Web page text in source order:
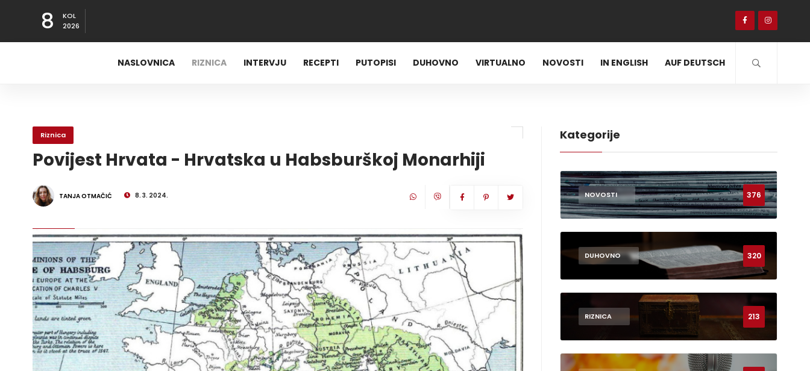
8
KOL
2026
NASLOVNICA RIZNICA INTERVJU RECEPTI PUTOPISI DUHOVNO VIRTUALNO NOVOSTI IN ENGLISH AUF DEUTSCH
Riznica
Povijest Hrvata - Hrvatska u Habsburškoj Monarhiji
TANJA OTMAČIĆ 8. 3. 2024.
Kategorije
NOVOSTI 376
DUHOVNO 320
RIZNICA 213